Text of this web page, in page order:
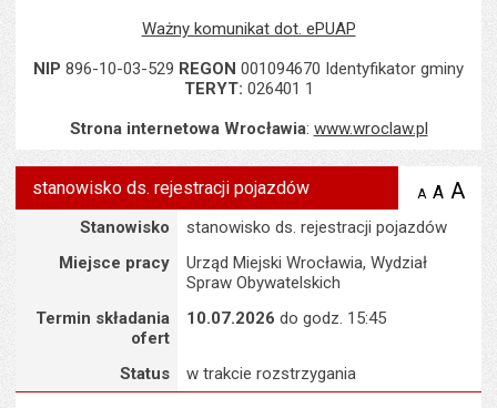
Ważny komunikat dot. ePUAP
NIP 896-10-03-529 REGON 001094670 Identyfikator gminy
TERYT: 026401 1
Strona internetowa Wrocławia: www.wroclaw.pl
stanowisko ds. rejestracji pojazdów A zmniejsz
stronie
A A
SzczegółyStanowisko
stanowisko ds. rejestracji pojazdów
Miejsce pracy
Urząd Miejski Wrocławia, Wydział
Spraw Obywatelskich
Termin składania
ofert
10.07.2026 do godz. 15:45
Status w trakcie rozstrzygania